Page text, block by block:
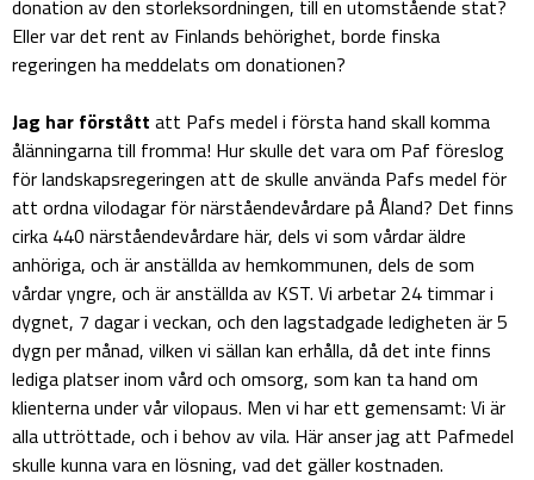
donation av den storleksordningen, till en utomstående stat?
Eller var det rent av Finlands behörighet, borde finska
regeringen ha meddelats om donationen?
Jag har förstått att Pafs medel i första hand skall komma
ålänningarna till fromma! Hur skulle det vara om Paf föreslog
för landskapsregeringen att de skulle använda Pafs medel för
att ordna vilodagar för närståendevårdare på Åland? Det finns
cirka 440 närståendevårdare här, dels vi som vårdar äldre
anhöriga, och är anställda av hemkommunen, dels de som
vårdar yngre, och är anställda av KST. Vi arbetar 24 timmar i
dygnet, 7 dagar i veckan, och den lagstadgade ledigheten är 5
dygn per månad, vilken vi sällan kan erhålla, då det inte finns
lediga platser inom vård och omsorg, som kan ta hand om
klienterna under vår vilopaus. Men vi har ett gemensamt: Vi är
alla uttröttade, och i behov av vila. Här anser jag att Pafmedel
skulle kunna vara en lösning, vad det gäller kostnaden.